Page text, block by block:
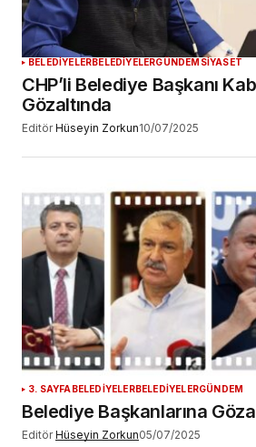
BELEDİYELERBELEDİYELERGÜNDEM SİYASET
CHP’li Belediye Başkanı
Gözaltında
Editör Hüseyin Zorkun10/07/2025
3. SAYFA BELEDİYELERBELEDİYELERGÜNDEM
Belediye Başkanlarına
Editör Hüseyin Zorkun05/07/2025